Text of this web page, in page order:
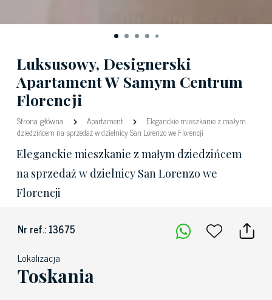
Luksusowy, Designerski
Apartament W Samym Centrum
Florencji
Strona główna Apartament
Eleganckie mieszkanie z małym
dziedzińcem na sprzedaż w dzielnicy San Lorenzo we Florencji
Eleganckie mieszkanie z małym dziedzińcem
na sprzedaż w dzielnicy San Lorenzo we
Florencji
Nr ref.: 13675
Lokalizacja
Toskania